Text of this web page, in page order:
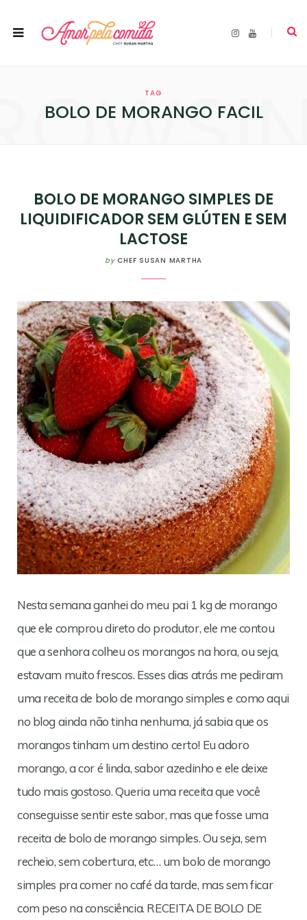
I
Y
TAG
BOLO DE MORANGO FACIL
BOLO DE MORANGO SIMPLES DE
LIQUIDIFICADOR SEM GLÚTEN E SEM
LACTOSE
by CHEF SUSAN MARTHA
Nesta semana ganhei do meu pai 1 kg de morango
que ele comprou direto do produtor, ele me contou
que a senhora colheu os morangos na hora, ou seja,
estavam muito frescos. Esses dias atrás me pediram
uma receita de bolo de morango simples e como aqui
no blog ainda não tinha nenhuma, já sabia que os
morangos tinham um destino certo! Eu adoro
morango, a cor é linda, sabor azedinho e ele deixe
tudo mais gostoso. Queria uma receita que você
conseguisse sentir este sabor, mas que fosse uma
receita de bolo de morango simples. Ou seja, sem
recheio, sem cobertura, etc… um bolo de morango
simples pra comer no café da tarde, mas sem ficar
com peso na consciência. RECEITA DE BOLO DE